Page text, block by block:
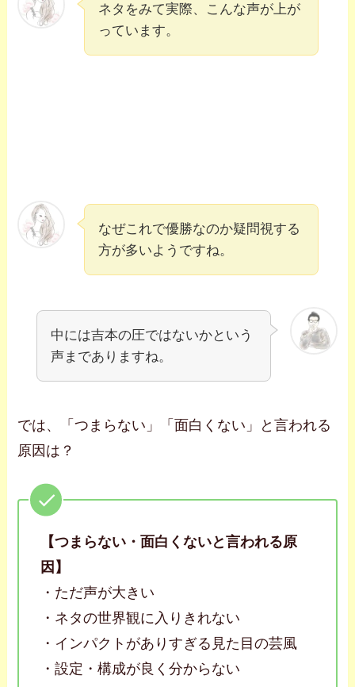
ネタをみて実際、こんな声が上が
っています。
なぜこれで優勝なのか疑問視する
方が多いようですね。
中には吉本の圧ではないかという
声までありますね。
では、「つまらない」「面白くない」と言われる
原因は？
【つまらない・面白くないと言われる原
因】
・ただ声が大きい
・ネタの世界観に入りきれない
・インパクトがありすぎる見た目の芸風
・設定・構成が良く分からない